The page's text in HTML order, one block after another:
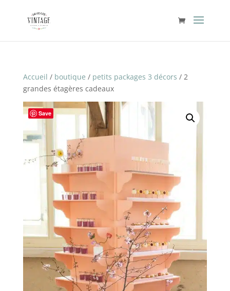
Accueil / boutique / petits packages 3 décors / 2
grandes étagères cadeaux
Save